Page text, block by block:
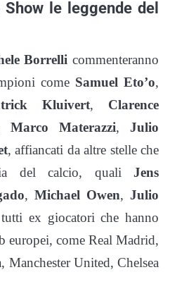
le leggende del
Borrelli commenteranno
come Samuel Eto’o,
Kluivert, Clarence
Marco Materazzi,Julio
, affiancati da altre stelle che
del calcio, quali Jens
, Michael Owen, Julio
ex giocatori che hanno
europei, come Real Madrid,
United, Chelsea